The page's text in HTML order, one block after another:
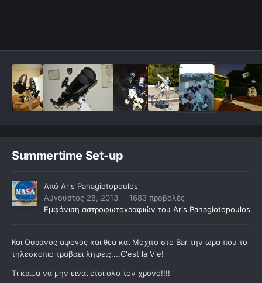
Summertime Set-up
Από Aris Panagiotopoulos
Αύγουστος 28, 2013
1683 προβολές
Εμφάνιση αστροφωτογραφιών του Aris Panagiotopoulos
Και Ουρανος αψογος και θεα και Μοχιτο στο Bar την ωρα που το
τηλεσκοπιο τραβαει ληψεις....C'est la Vie!
Τι κριμα να μην ειναι ετσι ολο τον χρονο!!!!